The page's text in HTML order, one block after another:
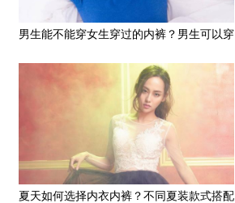
男生能不能穿女生穿过的内裤？男生可以穿
夏天如何选择内衣内裤？不同夏装款式搭配